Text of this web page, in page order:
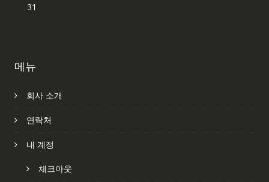
31
메뉴
회사 소개
연락처
내 계정
체크아웃